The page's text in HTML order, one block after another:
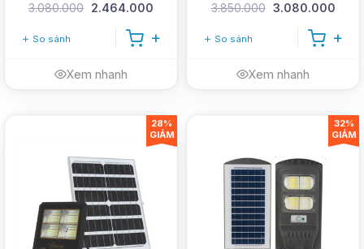
3.080.000 2.464.000
So sánh
Xem nhanh
3.850.000 3.080.000
So sánh
Xem nhanh
28%
GIẢM
32%
GIẢM